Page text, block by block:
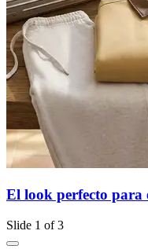
El look perfecto para
Slide 1 of 3